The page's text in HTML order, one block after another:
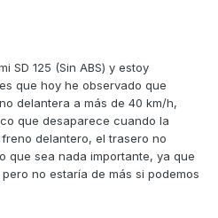
SD 125 (Sin ABS) y estoy
que hoy he observado que
delantera a más de 40 km/h,
que desaparece cuando la
delantero, el trasero no
que sea nada importante, ya que
no estaría de más si podemos